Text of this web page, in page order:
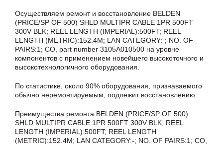
Осуществляем ремонт и восстановление BELDEN
(PRICE/SP OF 500) SHLD MULTIPR CABLE 1PR 500FT
300V BLK; REEL LENGTH (IMPERIAL):500FT; REEL
LENGTH (METRIC):152.4M; LAN CATEGORY:-; NO. OF
PAIRS:1; CO, part number 3105A010500 на уровне
компонентов с применением новейшего высокоточного и
высокотехнологичного оборудования.
По статистике, около 90% оборудования, признаваемого
обычно неремонтируемым, подлежит восстановлению.
Преимущества ремонта BELDEN (PRICE/SP OF 500)
SHLD MULTIPR CABLE 1PR 500FT 300V BLK; REEL
LENGTH (IMPERIAL):500FT; REEL LENGTH
(METRIC):152.4M; LAN CATEGORY:-; NO. OF PAIRS:1; CO,